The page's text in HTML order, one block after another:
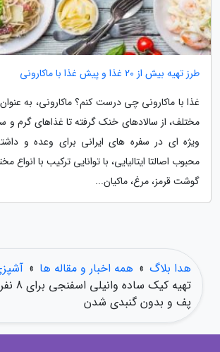
طرز تهیه بیش از 20 غذا و پیش غذا با ماکارونی
غذا با ماکارونی چی درست کنم؟ ماکارونی، به
مختلف، از سالادهای خنک گرفته تا غذاهای گرم و
ویژه ای در سفره های ایرانی برای وعده و
محبوب اصالتا ایتالیایی، با توانایی ترکیب با انواع
گوشت قرمز، مرغ، ماکیان...
هدا بلاگ » همه اخبار و مقاله ها »
تهیه
پف و بدون گنبدی شدن